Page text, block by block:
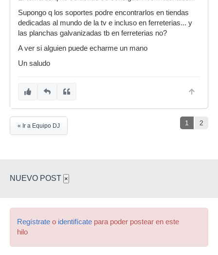
Supongo q los soportes podre encontrarlos en tiendas
dedicadas al mundo de la tv e incluso en ferreterias... y
las planchas galvanizadas tb en ferreterias no?
A ver si alguien puede echarme un mano
Un saludo
1 2
« Ir a Equipo DJ
NUEVO POST ×
Regístrate o identifícate para poder postear en este
hilo